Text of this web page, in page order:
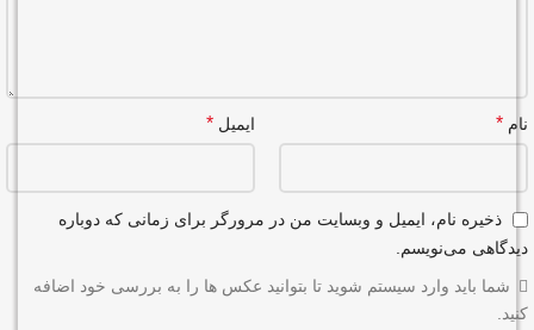
نام * ایمیل *
ذخیره نام، ایمیل و وبسایت من در مرورگر برای زمانی که دوباره
دیدگاهی می‌نویسم.
شما باید وارد سیستم شوید تا بتوانید عکس ها را به بررسی خود اضافه
کنید.